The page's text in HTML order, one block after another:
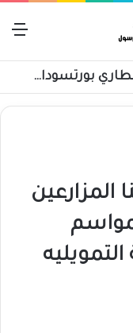
مدير الطيران المدني: تشغيل مطاري بورتسودان والخرطوم على مدار 24 ساعة قريباً
المزارعين